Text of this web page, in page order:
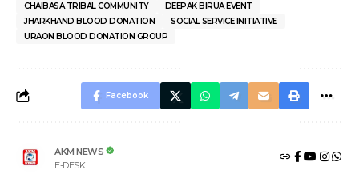
CHAIBASA TRIBAL COMMUNITY
DEEPAK BIRUA EVENT
JHARKHAND BLOOD DONATION
SOCIAL SERVICE INITIATIVE
URAON BLOOD DONATION GROUP
Facebook
AKM NEWS
E-DESK